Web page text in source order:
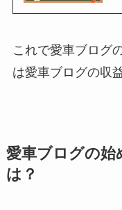
これで愛車ブログ
は愛車ブログの収
愛車ブログの始
は？